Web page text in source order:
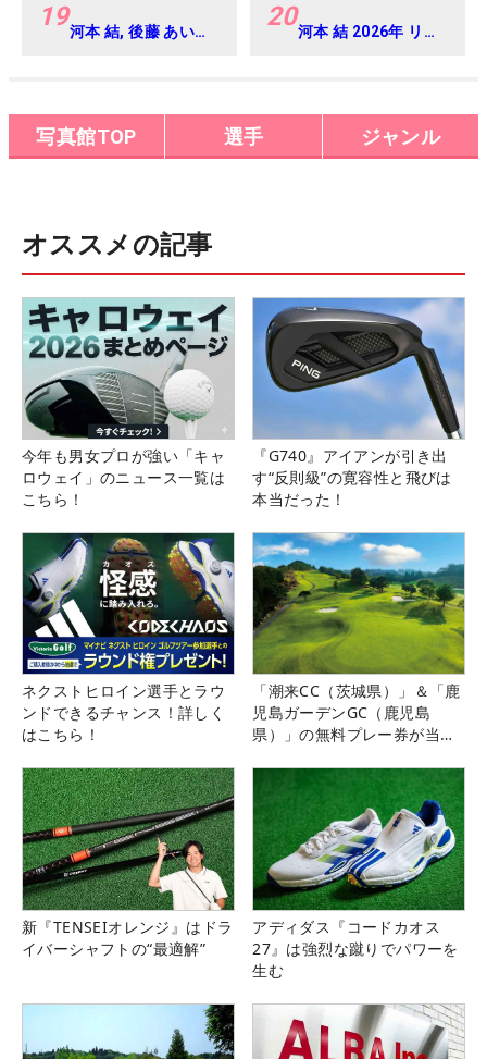
19河本 結, 後藤 あい
20河本 結 2026年 リゾ
写真館TOP 選手 ジャンル
オススメの記事
今年も男女プロが強い「キャ
ロウェイ」のニュース一覧は
こちら！
『G740』アイアンが引き出
す“反則級”の寛容性と飛びは
本当だった！
ネクストヒロイン選手とラウ
ンドできるチャンス！詳しく
はこちら！
「潮来CC（茨城県）」＆「鹿
児島ガーデンGC（鹿児島
県）」の無料プレー券が当た
新『TENSEIオレンジ』はドラ
イバーシャフトの“最適解”
アディダス『コードカオス
27』は強烈な蹴りでパワーを
生む